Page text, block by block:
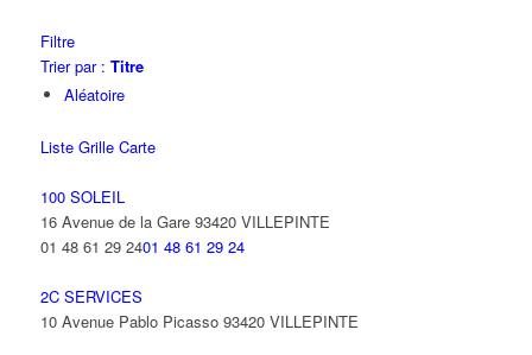
Filtre
Trier par : Titre
Aléatoire
Liste Grille Carte
100 SOLEIL
16 Avenue de la Gare 93420 VILLEPINTE
01 48 61 29 2401 48 61 29 24
2C SERVICES
10 Avenue Pablo Picasso 93420 VILLEPINTE